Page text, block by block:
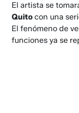
El artista se
Quito con una
El fenómeno de
funciones ya se